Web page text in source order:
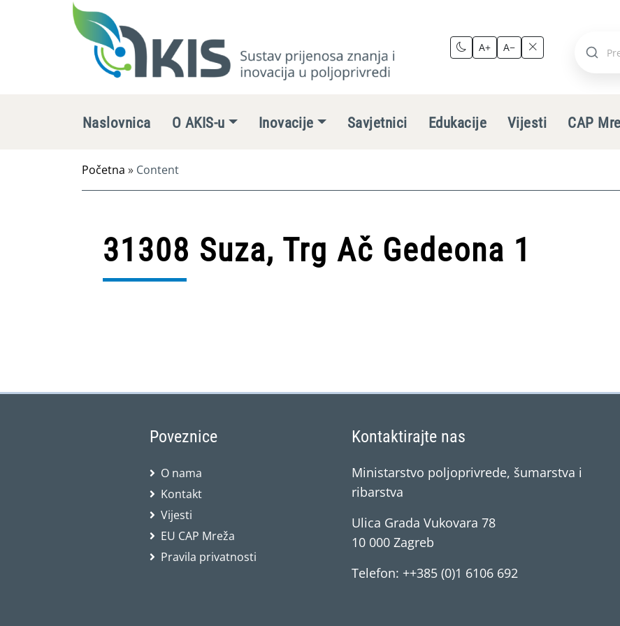
A+ A−
Naslovnica O AKIS-u Inovacije Savjetnici Edukacije Vijesti CAP
Početna » Content
31308 Suza, Trg Ač Gedeona 1
Poveznice
O nama
Kontakt
Vijesti
EU CAP Mreža
Pravila privatnosti
Kontaktirajte nas
Ministarstvo poljoprivrede, šumarstva i
ribarstva
Ulica Grada Vukovara 78
10 000 Zagreb
Telefon: ++385 (0)1 6106 692